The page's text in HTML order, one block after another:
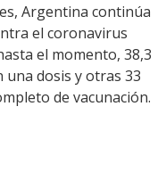
Argentina continúa
el coronavirus
el momento, 38,3
una dosis y otras 33
de vacunación.